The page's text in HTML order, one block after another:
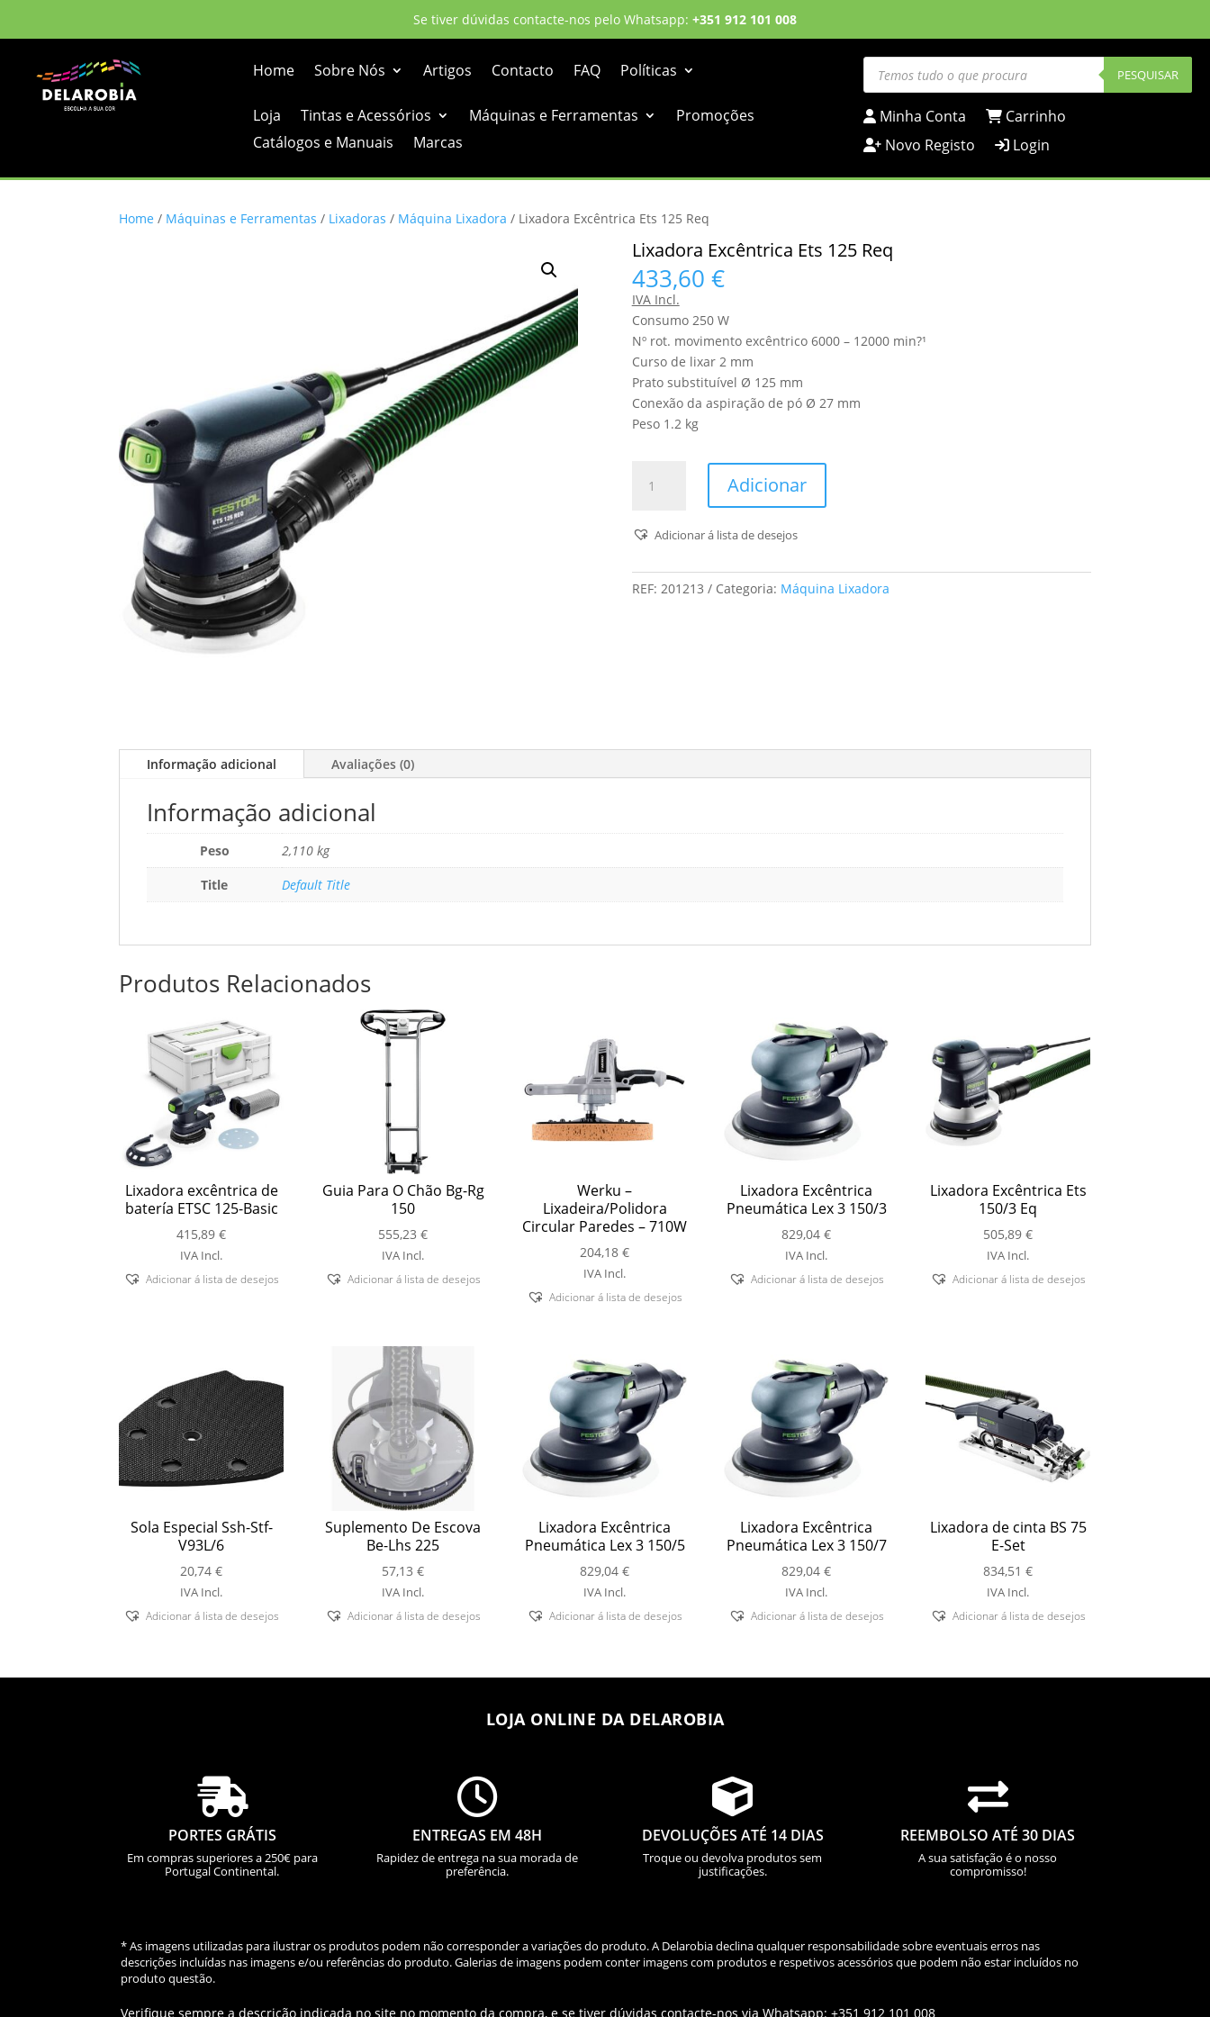
Se tiver dúvidas contacte-nos pelo Whatsapp: +351 912 101 008
Home Sobre Nós Artigos Contacto FAQ Políticas Products
search PESQUISAR
Loja Tintas e Acessórios Máquinas e Ferramentas
Promoções
Catálogos e Manuais
Marcas
Minha Conta
Carrinho
Novo Registo
Login
Home / Máquinas e Ferramentas / Lixadoras / Máquina Lixadora / Lixadora Excêntrica Ets 125 Req
Lixadora Excêntrica Ets 125 Req
433,60 €
IVA Incl.
Consumo 250 W
Nº rot. movimento excêntrico 6000 – 12000 min?¹
Curso de lixar 2 mm
Prato substituível Ø 125 mm
Conexão da aspiração de pó Ø 27 mm
Peso 1.2 kg
Excêntrica
125
Req
Adicionar
Adicionar á lista de desejos
REF: 201213 Categoria: Máquina Lixadora
Informação adicional Avaliações (0)
Informação adicional
Peso
2,110 kg
Title
Default Title
Produtos Relacionados
Lixadora excêntrica de
batería ETSC 125-Basic
415,89€
IVA Incl.
Adicionar á lista de desejos
Guia Para O Chão Bg-Rg
150
555,23€
IVA Incl.
Adicionar á lista de desejos
Werku –
Lixadeira/Polidora
Circular Paredes – 710W
204,18€
IVA Incl.
Adicionar á lista de desejos
Lixadora Excêntrica
Pneumática Lex 3 150/3
829,04€
IVA Incl.
Adicionar á lista de desejos
Lixadora Excêntrica Ets
150/3 Eq
505,89€
IVA Incl.
Adicionar á lista de desejos
Sola Especial Ssh-Stf-
V93L/6
20,74€
IVA Incl.
Adicionar á lista de desejos
Suplemento De Escova
Be-Lhs 225
57,13€
IVA Incl.
Adicionar á lista de desejos
Lixadora Excêntrica
Pneumática Lex 3 150/5
829,04€
IVA Incl.
Adicionar á lista de desejos
Lixadora Excêntrica
Pneumática Lex 3 150/7
829,04€
IVA Incl.
Adicionar á lista de desejos
Lixadora de cinta BS 75
E-Set
834,51€
IVA Incl.
Adicionar á lista de desejos
LOJA ONLINE DA DELAROBIA

PORTES GRÁTIS
Em compras superiores a 250€ para
Portugal Continental.

ENTREGAS EM 48H
Rapidez de entrega na sua morada de
preferência.

DEVOLUÇÕES ATÉ 14 DIAS
Troque ou devolva produtos sem
justificações.

REEMBOLSO ATÉ 30 DIAS
A sua satisfação é o nosso
compromisso!
* As imagens utilizadas para ilustrar os produtos podem não corresponder a variações do produto. A Delarobia declina qualquer responsabilidade sobre eventuais erros nas
descrições incluídas nas imagens e/ou referências do produto. Galerias de imagens podem conter imagens com produtos e respetivos acessórios que podem não estar incluídos no
produto questão.
Verifique sempre a descrição indicada no site no momento da compra, e se tiver dúvidas contacte-nos via Whatsapp: +351 912 101 008